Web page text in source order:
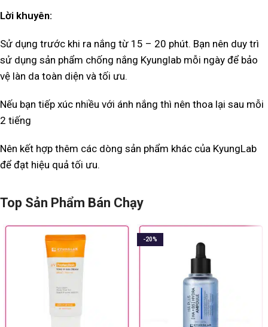
Lời khuyên:
Sử dụng trước khi ra nắng từ 15 – 20 phút. Bạn nên duy trì
sử dụng sản phẩm chống nắng Kyunglab mỗi ngày để bảo
vệ làn da toàn diện và tối ưu.
Nếu bạn tiếp xúc nhiều với ánh nắng thì nên thoa lại sau mỗi
2 tiếng
Nên kết hợp thêm các dòng sản phẩm khác của KyungLab
để đạt hiệu quả tối ưu.
Top Sản Phẩm Bán Chạy
-20%